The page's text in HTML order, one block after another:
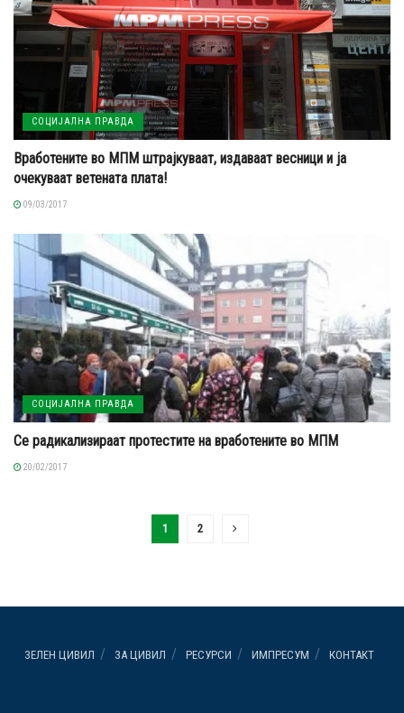
СОЦИЈАЛНА ПРАВДА
Вработените во МПМ штрајкуваат, издаваат весници и ја
очекуваат ветената плата!
09/03/2017
СОЦИЈАЛНА ПРАВДА
Се радикализираат протестите на вработените во МПМ
20/02/2017
1 2
ЗЕЛЕН ЦИВИЛ ЗА ЦИВИЛ РЕСУРСИ ИМПРЕСУМ КОНТАКТ